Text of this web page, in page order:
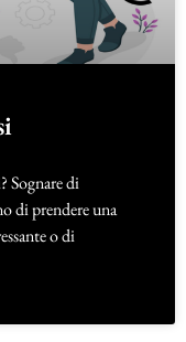
Sognare di
di prendere una
o di